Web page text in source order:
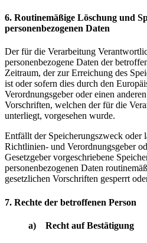
6. Routinemäßige Löschung und
personenbezogenen Daten
Der für die Verarbeitung
personenbezogene Daten der
Zeitraum, der zur Erreichung des
ist oder sofern dies durch den
Verordnungsgeber oder einen
Vorschriften, welchen der für die
unterliegt, vorgesehen wurde.
Entfällt der Speicherungszweck oder
Richtlinien- und Verordnungsgeber
Gesetzgeber vorgeschriebene
personenbezogenen Daten
gesetzlichen Vorschriften gesperrt
7. Rechte der betroffenen Person
a) Recht auf Bestätigung